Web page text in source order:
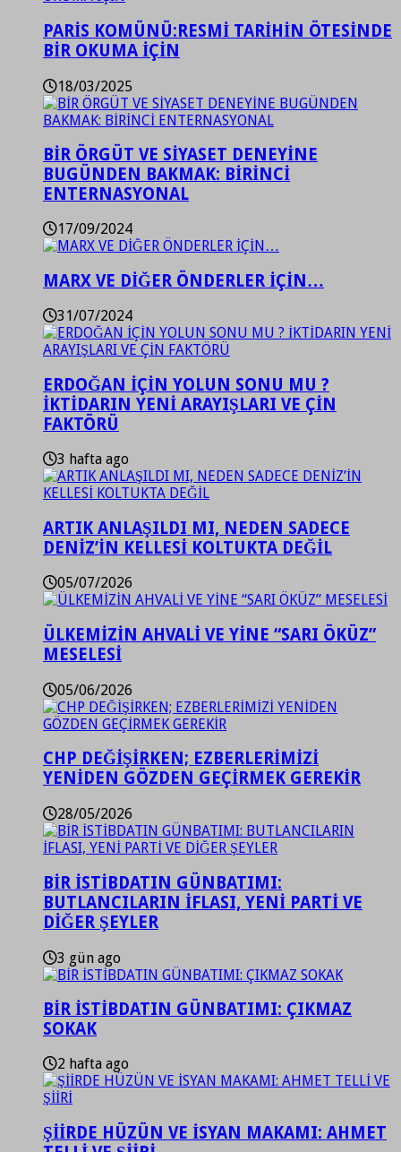
PARİS KOMÜNÜ:RESMİ TARİHİN ÖTESİNDE
BİR OKUMA İÇİN
18/03/2025
BİR ÖRGÜT VE SİYASET DENEYİNE
BUGÜNDEN BAKMAK: BİRİNCİ
ENTERNASYONAL
17/09/2024
MARX VE DİĞER ÖNDERLER İÇİN…
31/07/2024
ERDOĞAN İÇİN YOLUN SONU MU ?
İKTİDARIN YENİ ARAYIŞLARI VE ÇİN
FAKTÖRÜ
3 hafta ago
ARTIK ANLAŞILDI MI, NEDEN SADECE
DENİZ’İN KELLESİ KOLTUKTA DEĞİL
05/07/2026
ÜLKEMİZİN AHVALİ VE YİNE “SARI ÖKÜZ”
MESELESİ
05/06/2026
CHP DEĞİŞİRKEN; EZBERLERİMİZİ
YENİDEN GÖZDEN GEÇİRMEK GEREKİR
28/05/2026
BİR İSTİBDATIN GÜNBATIMI:
BUTLANCILARIN İFLASI, YENİ PARTİ VE
DİĞER ŞEYLER
3 gün ago
BİR İSTİBDATIN GÜNBATIMI: ÇIKMAZ
SOKAK
2 hafta ago
ŞİİRDE HÜZÜN VE İSYAN MAKAMI: AHMET